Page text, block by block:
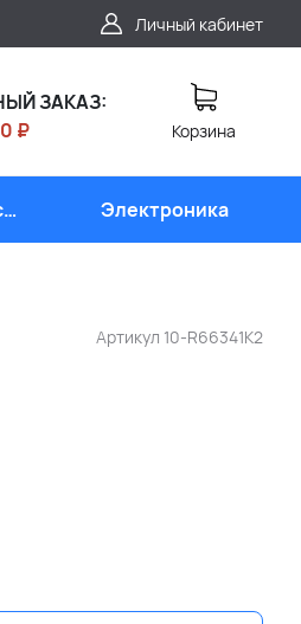
Личный кабинет
ЗАКАЗ:
₽
Корзина
Электроника
Артикул 10-R66341K2